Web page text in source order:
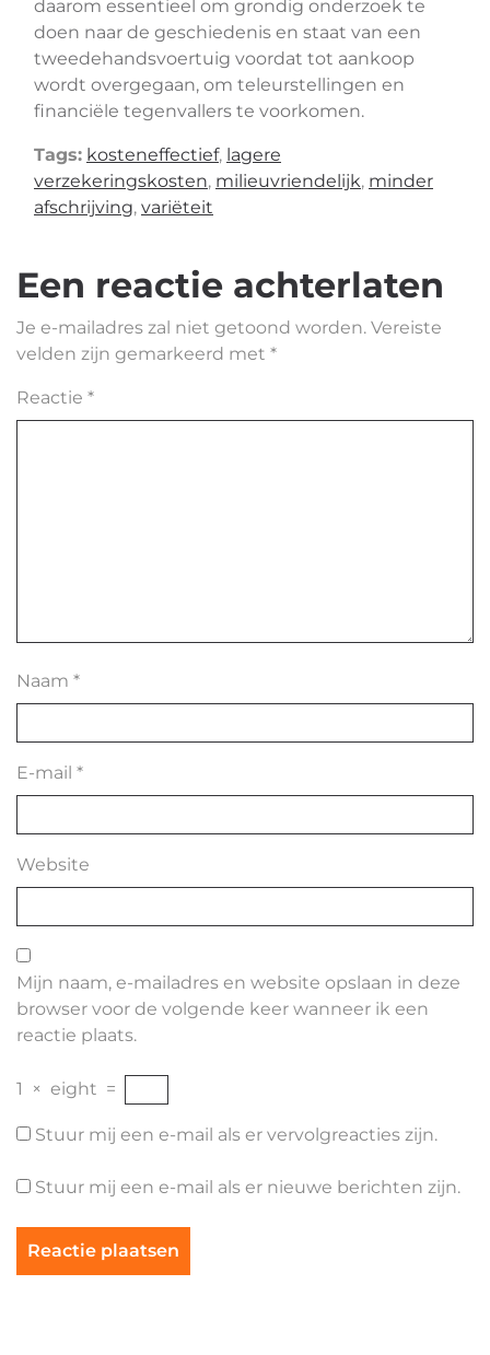
daarom essentieel om grondig onderzoek te
doen naar de geschiedenis en staat van een
tweedehandsvoertuig voordat tot aankoop
wordt overgegaan, om teleurstellingen en
financiële tegenvallers te voorkomen.
Tags: kosteneffectief, lagere
verzekeringskosten, milieuvriendelijk, minder
afschrijving, variëteit
Een reactie achterlaten
Je e-mailadres zal niet getoond worden. Vereiste
velden zijn gemarkeerd met *
Reactie *
Naam *
E-mail *
Website
Mijn naam, e-mailadres en website opslaan in deze
browser voor de volgende keer wanneer ik een
reactie plaats.
1 × eight =
Stuur mij een e-mail als er vervolgreacties zijn.
Stuur mij een e-mail als er nieuwe berichten zijn.